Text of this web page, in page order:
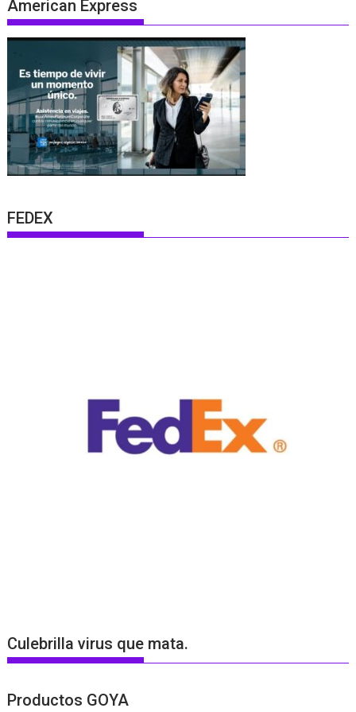
American Express
FEDEX
Culebrilla virus que mata.
Productos GOYA